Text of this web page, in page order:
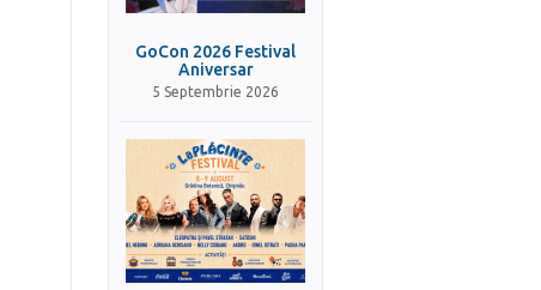
GoCon 2026 Festival
Aniversar
5 Septembrie 2026